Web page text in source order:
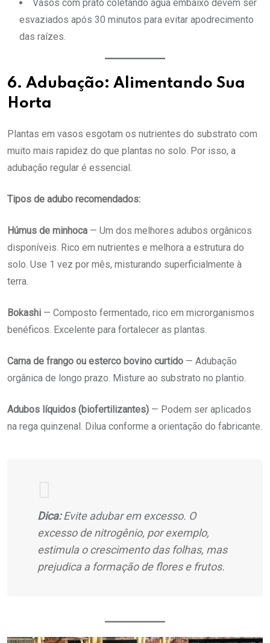
Vasos com prato coletando água embaixo devem ser
esvaziados após 30 minutos para evitar apodrecimento
das raízes.
6. Adubação: Alimentando Sua
Horta
Plantas em vasos esgotam os nutrientes do substrato com
muito mais rapidez do que plantas no solo. Por isso, a
adubação regular é essencial.
Tipos de adubo recomendados:
Húmus de minhoca — Um dos melhores adubos orgânicos
disponíveis. Rico em nutrientes e melhora a estrutura do
solo. Use 1 vez por mês, misturando superficialmente à
terra.
Bokashi — Composto fermentado, rico em microrganismos
benéficos. Excelente para fortalecer as plantas.
Cama de frango ou esterco bovino curtido — Adubação
orgânica de longo prazo. Misture ao substrato no plantio.
Adubos líquidos (biofertilizantes) — Podem ser aplicados
na rega quinzenal. Dilua conforme a orientação do fabricante.
Dica:Evite adubar em excesso. O
excesso de nitrogênio, por exemplo,
estimula o crescimento das folhas, mas
prejudica a formação de flores e frutos.